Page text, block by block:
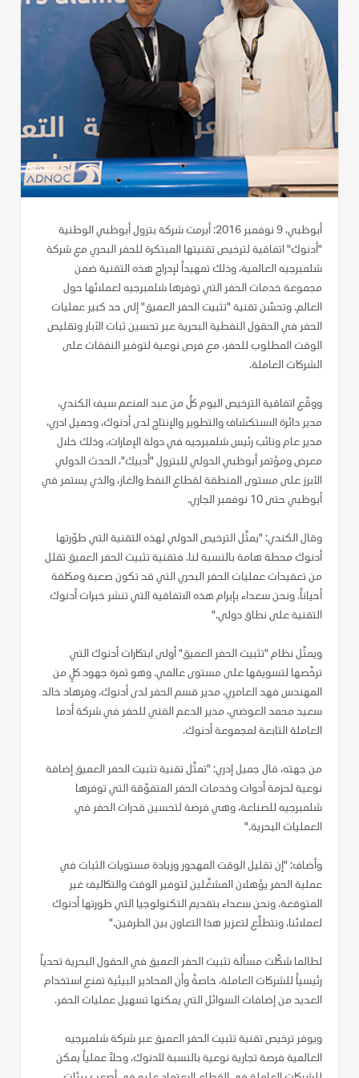
أبوظبي، 9 نوفمبر 2016: أبرمت شركة بترول أبوظبي الوطنية
"أدنوك" اتفاقية لترخيص تقنيتها المبتكرة للحفر البحري مع شركة
شلمبرجيه العالمية، وذلك تمهيداً لإدراج هذه التقنية ضمن
مجموعة خدمات الحفر التي توفرها شلمبرجيه لعملائها حول
العالم. وتحسّن تقنية "تثبيت الحفر العميق" إلى حد كبير عمليات
الحفر في الحقول النفطية البحرية عبر تحسين ثبات الآبار وتقليص
الوقت المطلوب للحفر، مع فرص نوعية لتوفير النفقات على
الشركات العاملة.
ووقّع اتفاقية الترخيص اليوم كلٌ من عبد المنعم سيف الكندي،
مدير دائرة الاستكشاف والتطوير والإنتاج لدى أدنوك، وجميل ادري،
مدير عام ونائب رئيس شلمبرجيه في دولة الإمارات، وذلك خلال
معرض ومؤتمر أبوظبي الدولي للبترول "أدبيك"، الحدث الدولي
الأبرز على مستوى المنطقة لقطاع النفط والغاز، والذي يستمر في
أبوظبي حتى 10 نوفمبر الجاري.
وقال الكندي: "يمثّل الترخيص الدولي لهذه التقنية التي طوّرتها
أدنوك محطة هامة بالنسبة لنا. فتقنية تثبيت الحفر العميق تقلل
من تعقيدات عمليات الحفر البحري التي قد تكون صعبة ومكلفة
أحياناً. ونحن سعداء بإبرام هذه الاتفاقية التي تنشر خبرات أدنوك
التقنية على نطاق دولي."
ويمثّل نظام "تثبيت الحفر العميق" أولى ابتكارات أدنوك التي
ترخّصها لتسويقها على مستوى عالمي. وهو ثمرة جهود كلٍ من
المهندس فهد العامري، مدير قسم الحفر لدى أدنوك، وفرهاد خالد
سعيد محمد العوضي، مدير الدعم الفني للحفر في شركة أدما
العاملة التابعة لمجموعة أدنوك.
من جهته، قال جميل إدري: "تمثّل تقنية تثبيت الحفر العميق إضافة
نوعية لحزمة أدوات وخدمات الحفر المتفوّقة التي توفرها
شلمبرجيه للصناعة، وهي فرصة لتحسين قدرات الحفر في
العمليات البحرية."
وأضاف: "إن تقليل الوقت المهدور وزيادة مستويات الثبات في
عملية الحفر يؤهلان المشغّلين لتوفير الوقت والتكاليف غير
المتوقعة. ونحن سعداء بتقديم التكنولوجيا التي طورتها أدنوك
لعملائنا، ونتطلّع لتعزيز هذا التعاون بين الطرفين."
لطالما شكّلت مسألة تثبيت الحفر العميق في الحقول البحرية تحدياً
رئيسياً للشركات العاملة، خاصةً وأن المحاذير البيئية تمنع استخدام
العديد من إضافات السوائل التي يمكنها تسهيل عمليات الحفر.
ويوفر ترخيص تقنية تثبيت الحفر العميق عبر شركة شلمبرجيه
العالمية فرصة تجارية نوعية بالنسبة لأدنوك، وحلاً عملياً يمكن